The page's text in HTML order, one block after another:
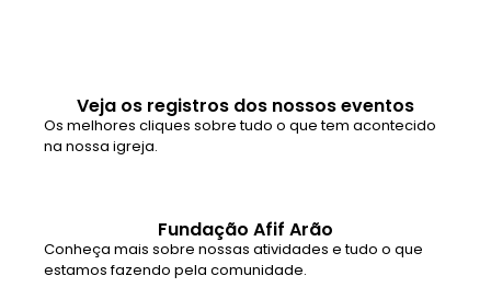
Veja os registros dos nossos eventos
Os melhores cliques sobre tudo o que tem acontecido
na nossa igreja.
Fundação Afif Arão
Conheça mais sobre nossas atividades e tudo o que
estamos fazendo pela comunidade.